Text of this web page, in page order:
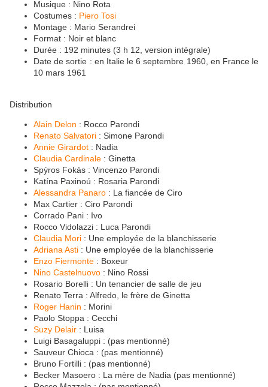
Musique : Nino Rota
Costumes : Piero Tosi
Montage : Mario Serandrei
Format : Noir et blanc
Durée : 192 minutes (3 h 12, version intégrale)
Date de sortie : en Italie le 6 septembre 1960, en France le
10 mars 1961
Distribution
Alain Delon : Rocco Parondi
Renato Salvatori : Simone Parondi
Annie Girardot : Nadia
Claudia Cardinale : Ginetta
Spýros Fokás : Vincenzo Parondi
Katína Paxinoú : Rosaria Parondi
Alessandra Panaro : La fiancée de Ciro
Max Cartier : Ciro Parondi
Corrado Pani : Ivo
Rocco Vidolazzi : Luca Parondi
Claudia Mori : Une employée de la blanchisserie
Adriana Asti : Une employée de la blanchisserie
Enzo Fiermonte : Boxeur
Nino Castelnuovo : Nino Rossi
Rosario Borelli : Un tenancier de salle de jeu
Renato Terra : Alfredo, le frère de Ginetta
Roger Hanin : Morini
Paolo Stoppa : Cecchi
Suzy Delair : Luisa
Luigi Basagaluppi : (pas mentionné)
Sauveur Chioca : (pas mentionné)
Bruno Fortilli : (pas mentionné)
Becker Masoero : La mère de Nadia (pas mentionné)